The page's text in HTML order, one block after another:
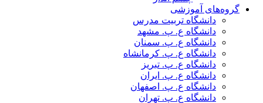
گروه‌های آموزشی
دانشگاه تربیت مدرس
دانشگاه ع. پ. مشهد
دانشگاه ع. پ. سمنان
دانشگاه ع. پ. کرمانشاه
دانشگاه ع. پ. تبریز
دانشگاه ع. پ. ایران
دانشگاه ع. پ. اصفهان
دانشگاه ع. پ. تهران